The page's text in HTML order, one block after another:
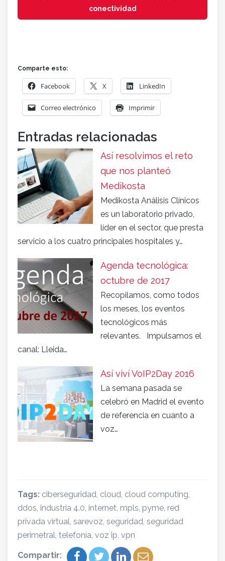
conectividad
Comparte esto:
Facebook X LinkedIn
Correo electrónico Imprimir
Entradas relacionadas
Así resolvimos el reto
que nos planteó
Medikosta
Medikosta Análisis Clínicos
es un laboratorio privado,
líder en el sector, que presta
servicio a los cuatro principales hospitales y…
Agenda tecnológica:
octubre de 2017
Recopilamos, como todos
los meses, los eventos
tecnológicos más
relevantes. Impulsamos el
canal: Lleida…
Así viví VoIP2Day 2016
La semana pasada se
celebró en Madrid el evento
de referencia en cuanto a
voz…
Tags: ciberseguridad, cloud, cloud computing,
ddos, industria 4.0, internet, mpls, pyme, red
privada virtual, sarevoz, seguridad, seguridad
perimetral, telefonía, voz ip, vpn
Compartir: